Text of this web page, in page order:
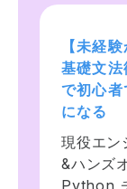
【未経
基礎文
で初心者
になる
現役エン
&ハンズ
Python
プログ
験、文
AI LINE
Rubyを
職したい
らない、
して学ん
Web開
HTML/
ングをは
MySQL/
等ウェブ
山学ぼう
トギャラ